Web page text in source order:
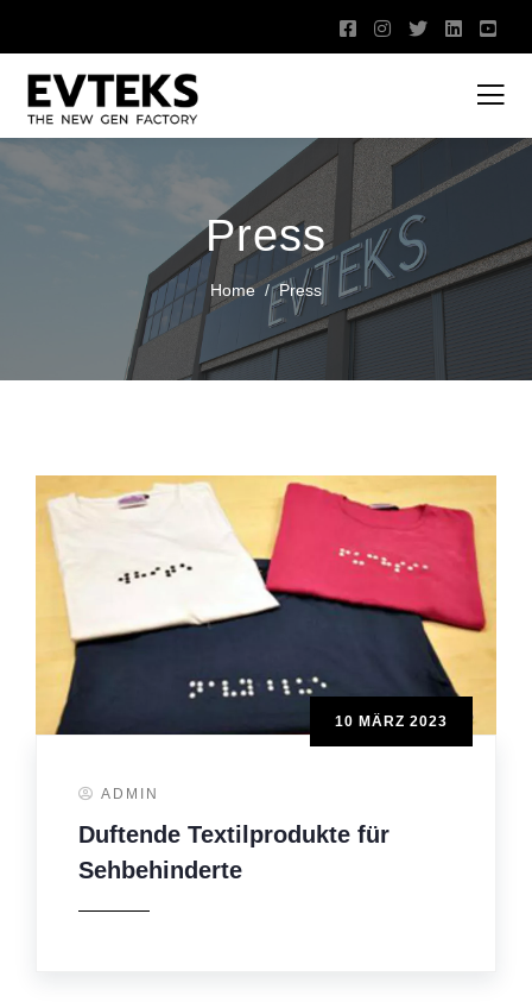
Press
Home Press
10 MÄRZ 2023
ADMIN
Duftende Textilprodukte für
Sehbehinderte